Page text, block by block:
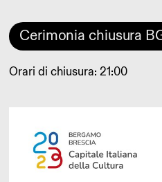
Cerimonia chiusura
Orari di chiusura: 21:00